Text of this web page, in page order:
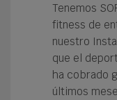
Tenemos
fitness de
nuestro
que el
ha cobrado
últimos